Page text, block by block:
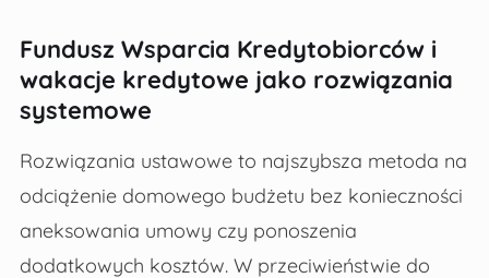
Fundusz Wsparcia Kredytobiorców i
wakacje kredytowe jako rozwiązania
systemowe
Rozwiązania ustawowe to najszybsza metoda na
odciążenie domowego budżetu bez konieczności
aneksowania umowy czy ponoszenia
dodatkowych kosztów. W przeciwieństwie do